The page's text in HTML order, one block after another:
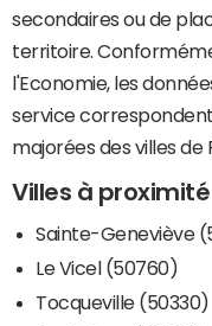
secondaires ou de
territoire.
l'Economie, les
service
majorées des villes de
Villes à
Sainte-Geneviève
Le Vicel (50760)
Tocqueville (50330)